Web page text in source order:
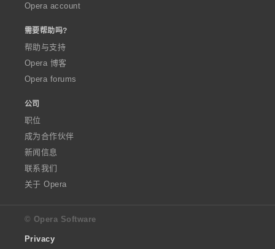
Opera account
需要帮助吗?
帮助与支持
Opera 博客
Opera forums
公司
职位
成为合作伙伴
新闻信息
联系我们
关于 Opera
© Opera Software
Privacy